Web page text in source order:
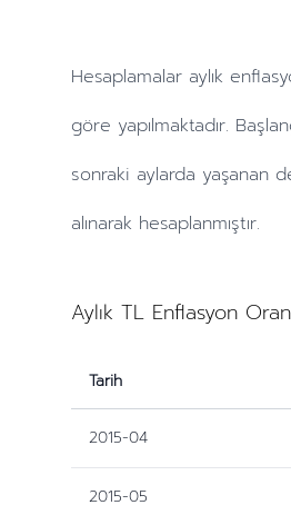
Hesaplamalar aylık
göre yapılmaktadır.
sonraki aylarda yaşanan
alınarak hesaplanmıştır.
Aylık TL Enflasyon
Tarih
2015-04
2015-05